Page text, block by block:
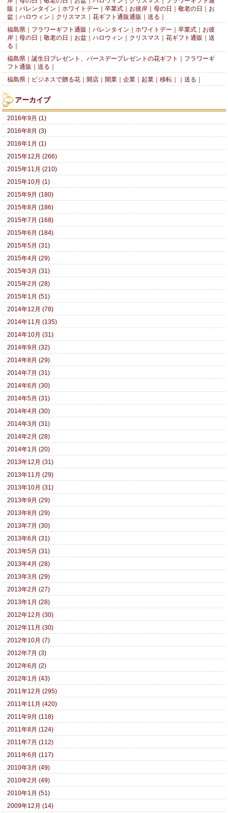
販｜バレンタイン｜ホワイトデー｜卒業式｜お彼岸｜母の日｜敬老の日｜お
盆｜ハロウィン｜クリスマス｜花ギフト通販通販｜送る｜
福島県｜フラワーギフト通販｜バレンタイン｜ホワイトデー｜卒業式｜お彼
岸｜母の日｜敬老の日｜お盆｜ハロウィン｜クリスマス｜花ギフト通販｜送
る｜
福島県｜誕生日プレゼント、バースデープレゼントの花ギフト｜フラワーギ
フト通販｜送る｜
福島県｜ビジネスで贈る花｜開店｜開業｜企業｜起業｜移転｜｜送る｜
アーカイブ
2016年9月 (1)
2016年8月 (3)
2016年1月 (1)
2015年12月 (266)
2015年11月 (210)
2015年10月 (1)
2015年9月 (180)
2015年8月 (186)
2015年7月 (168)
2015年6月 (184)
2015年5月 (31)
2015年4月 (29)
2015年3月 (31)
2015年2月 (28)
2015年1月 (51)
2014年12月 (78)
2014年11月 (135)
2014年10月 (31)
2014年9月 (32)
2014年8月 (29)
2014年7月 (31)
2014年6月 (30)
2014年5月 (31)
2014年4月 (30)
2014年3月 (31)
2014年2月 (28)
2014年1月 (20)
2013年12月 (31)
2013年11月 (29)
2013年10月 (31)
2013年9月 (29)
2013年8月 (29)
2013年7月 (30)
2013年6月 (31)
2013年5月 (31)
2013年4月 (28)
2013年3月 (29)
2013年2月 (27)
2013年1月 (28)
2012年12月 (30)
2012年11月 (30)
2012年10月 (7)
2012年7月 (3)
2012年6月 (2)
2012年1月 (43)
2011年12月 (295)
2011年11月 (420)
2011年9月 (118)
2011年8月 (124)
2011年7月 (112)
2011年6月 (117)
2010年3月 (49)
2010年2月 (49)
2010年1月 (51)
2009年12月 (14)